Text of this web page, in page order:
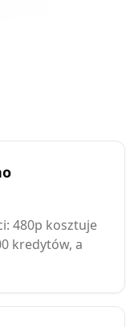
480p kosztuje
kredytów, a